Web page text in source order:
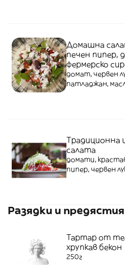
Домашна
печен пипер,
фермерско
домат, червен
патладжан,
Традиционна
салата
домати,
пипер, червен
Разядки и предястия
Тартар от
хрупкав бекон
250г